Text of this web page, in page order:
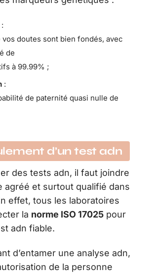
:
vos doutes sont bien fondés, avec
de
à 99.99% ;
:
de paternité quasi nulle de
d’un test adn
des tests adn, il faut joindre
agréé et surtout qualifié dans
effet, tous les laboratoires
la norme ISO 17025 pour
adn fiable.
d’entamer une analyse adn,
de la personne